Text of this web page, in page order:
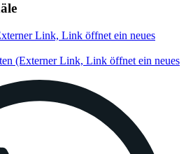
Link, Link öffnet ein neues
(Externer Link, Link öffnet ein neues